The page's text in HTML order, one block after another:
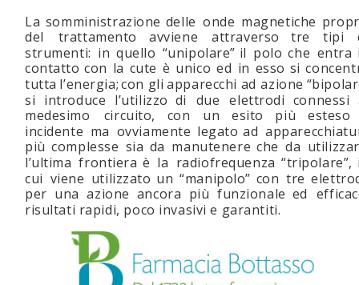
La somministrazione delle onde magnetiche
del trattamento avviene attraverso tre
strumenti: in quello “unipolare” il polo che entra
contatto con la cute è unico ed in esso si
tutta l’energia; con gli apparecchi ad azione
si introduce l’utilizzo di due elettrodi
medesimo circuito, con un esito più
incidente ma ovviamente legato ad
più complesse sia da manutenere che da
l’ultima frontiera è la radiofrequenza
cui viene utilizzato un “manipolo” con tre
per una azione ancora più funzionale ed
risultati rapidi, poco invasivi e garantiti.